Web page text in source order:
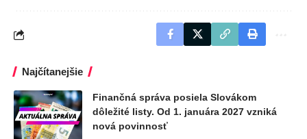
Najčítanejšie
Finančná správa posiela Slovákom
dôležité listy. Od 1. januára 2027 vzniká
nová povinnosť